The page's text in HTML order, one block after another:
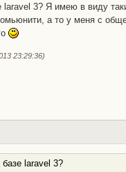
3? Я имею в виду
а то у меня с
23:29:36)
laravel 3?